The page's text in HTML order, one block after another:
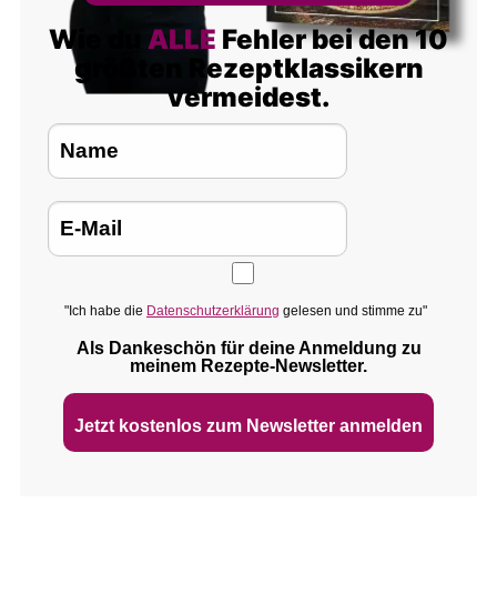
Wie du ALLE Fehler bei den 10
größten Rezeptklassikern
vermeidest.
"Ich habe die Datenschutzerklärung gelesen und stimme zu"
Als Dankeschön für deine Anmeldung zu
meinem Rezepte‑Newsletter.
Jetzt kostenlos zum Newsletter anmelden